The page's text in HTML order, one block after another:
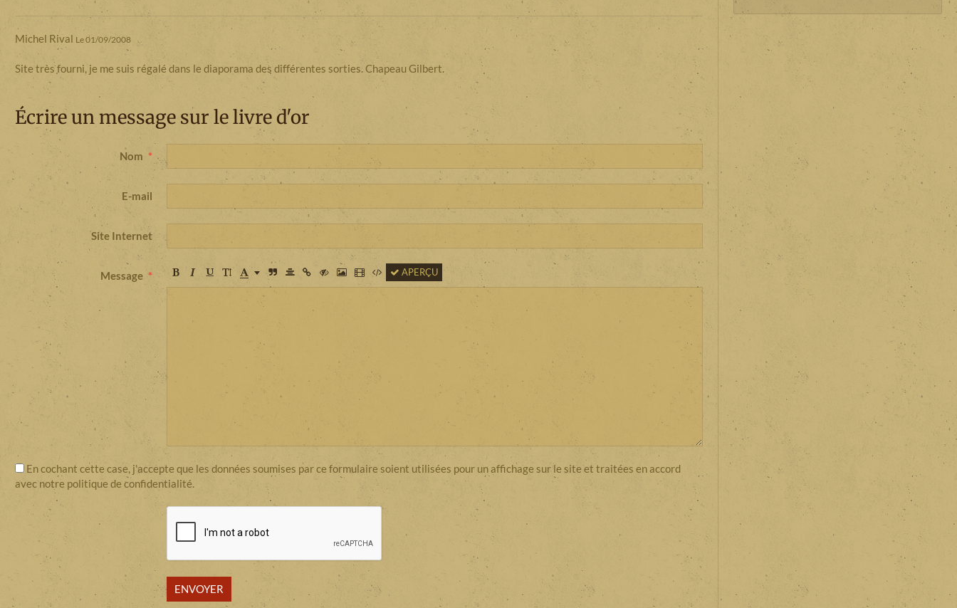
Michel Rival Le 01/09/2008
Site très fourni, je me suis régalé dans le diaporama des différentes sorties. Chapeau Gilbert.
Écrire un message sur le livre d'or
Nom
E-mail
Site Internet
Message APERÇU
En cochant cette case, j'accepte que les données soumises par ce formulaire soient utilisées pour un affichage sur le site et traitées en accord
avec notre politique de confidentialité.
ENVOYER